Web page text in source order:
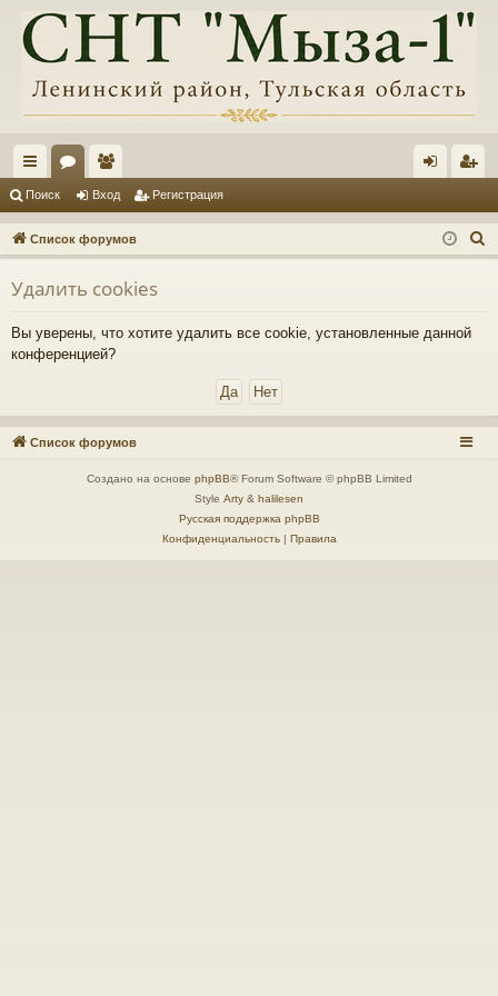
с
ы
лк
и
ум
ы
ол
ьз
ов
ат
ел
и
д ис
тр
ия
Поиск Вход Регистрация
Список форумов
о
Удалить cookies
Вы уверены, что хотите удалить все cookie, установленные данной
конференцией?
Список форумов
Создано на основе phpBB® Forum Software © phpBB Limited
Style Arty & halilesen
Русская поддержка phpBB
Конфиденциальность| Правила